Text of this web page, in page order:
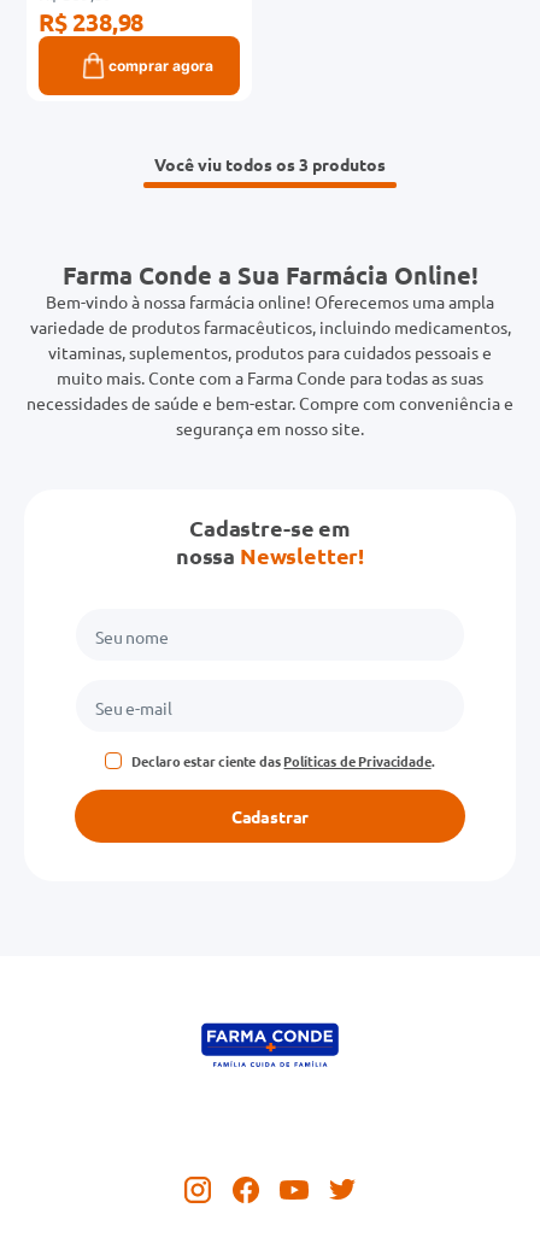
R$ 238,98
comprar agora
Você viu todos os 3
Farma Conde a Sua Farmácia Online!
Bem-vindo à nossa farmácia online! Oferecemos uma ampla
variedade de produtos farmacêuticos, incluindo medicamentos,
vitaminas, suplementos, produtos para cuidados pessoais e
muito mais. Conte com a Farma Conde para todas as suas
necessidades de saúde e bem-estar. Compre com conveniência e
segurança em nosso site.
Cadastre-se em
nossa Newsletter!
Declaro estar ciente dasPolíticas de Privacidade.
Cadastrar